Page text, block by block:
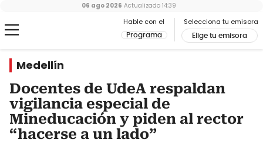
Hable con el
Programa
Selecciona tu emisora
Elige tu emisora
06 ago 2026 Actualizado 14:39
Medellín
Docentes de UdeA respaldan
vigilancia especial de
Mineducación y piden al rector
“hacerse a un lado”